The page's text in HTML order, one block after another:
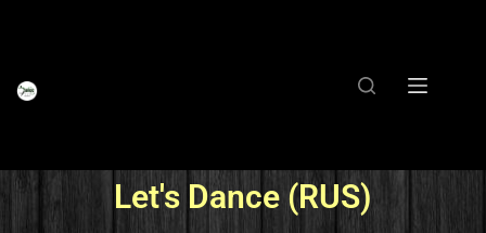
Let's Dance (RUS)